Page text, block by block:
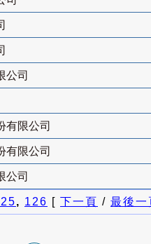
公司
有限公司
有限公司
公司
, 126 [ 下一頁 / 最後一